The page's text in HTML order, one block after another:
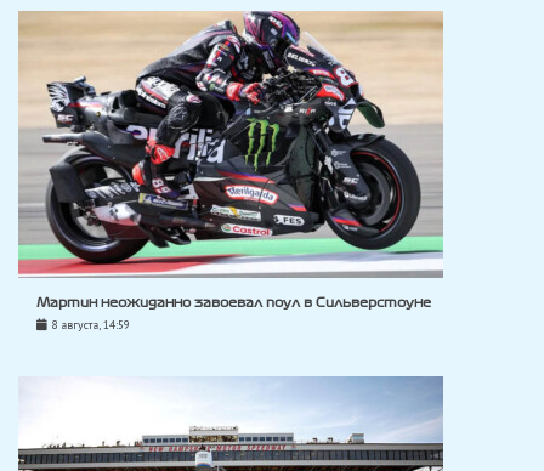
Мартин неожиданно завоевал поул в Сильверстоуне
8 августа, 14:59